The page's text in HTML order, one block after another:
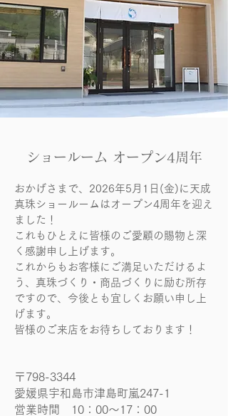
​ショールーム オープン4周年
おかげさまで、2026年5月1日(金)に天成
真珠ショールームはオープン4周年を迎え
ました！
これもひとえに皆様のご愛顧の賜物と深
く感謝申し上げます。
これからもお客様にご満足いただけるよ
う、真珠づくり・商品づくりに励む所存
ですので、今後とも宜しくお願い申し上
げます。
皆様のご来店をお待ちしております！
〒798-3344
愛媛県宇和島市津島町嵐247-1
​営業時間 10 ：00～17：00